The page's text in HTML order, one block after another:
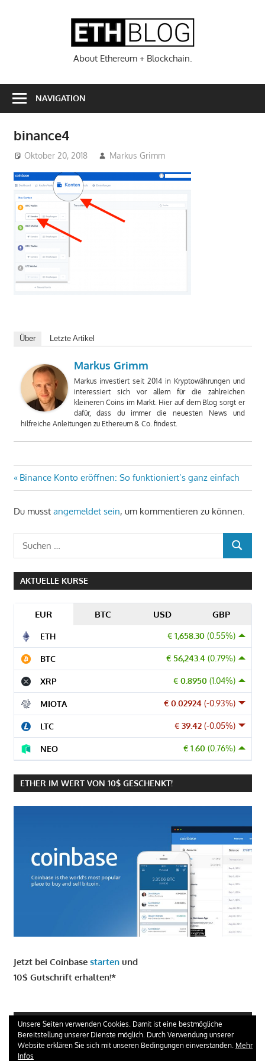
About Ethereum + Blockchain.
NAVIGATION
binance4
Oktober 20, 2018 Markus Grimm
Über Letzte Artikel
Markus Grimm
Markus investiert seit 2014 in Kryptowährungen und
interessiert sich vor allem für die zahlreichen
kleineren Coins im Markt. Hier auf dem Blog sorgt er
dafür, dass du immer die neuesten News und
hilfreiche Anleitungen zu Ethereum & Co. findest.
Beitragsnavigation
Vorheriger
Beitrag:
Binance Konto eröffnen: So funktioniert’s ganz einfach
Du musst angemeldet sein, um kommentieren zu können.
SUCHEN
AKTUELLE KURSE
EUR BTC USD GBP
€ 1,658.30 (0.55%)
ETH
€ 56,243.4 (0.79%)
BTC
€ 0.8950 (1.04%)
XRP
€ 0.02924 (-0.93%)
MIOTA
€ 39.42 (-0.05%)
LTC
€ 1.60 (0.76%)
NEO
ETHER IM WERT VON 10$ GESCHENKT!
Jetzt bei Coinbase startenund
10$ Gutschrift erhalten!*
GIRO KONTO ERÖFFNEN UND 100 € ERHALTEN
Unsere Seiten verwenden Cookies. Damit ist eine bestmögliche
Bereitstellung unserer Dienste möglich. Durch Verwendung unserer
Website erklären Sie sich mit unseren Bedingungen einverstanden. Mehr
Infos